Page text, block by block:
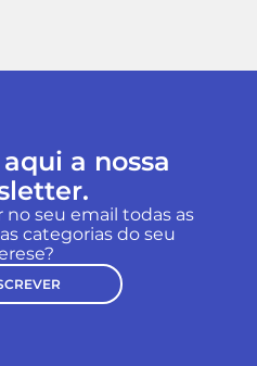
a nossa
no seu email todas as
categorias do seu